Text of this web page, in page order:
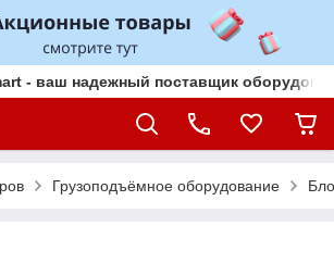
- ваш надежный поставщик
Грузоподъёмное оборудование